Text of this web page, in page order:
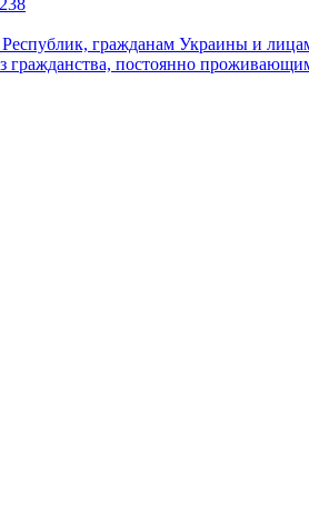
гражданам Украины и
постоянно